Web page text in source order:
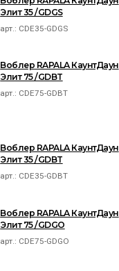
Элит 35 /GDGS
арт.: CDE35-GDGS
Воблер RAPALA КаунтДаун
Элит 75 /GDBT
арт.: CDE75-GDBT
Воблер RAPALA КаунтДаун
Элит 35 /GDBT
арт.: CDE35-GDBT
Воблер RAPALA КаунтДаун
Элит 75 /GDGO
арт.: CDE75-GDGO